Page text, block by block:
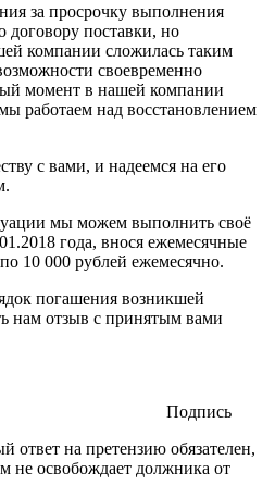
за просрочку выполнения
договору поставки, но
компании сложилась таким
своевременно
момент в нашей компании
работаем над восстановлением
с вами, и надеемся на его
мы можем выполнить своё
года, внося ежемесячные
10 000 рублей ежемесячно.
погашения возникшей
нам отзыв с принятым вами
ответ на претензию обязателен,
не освобождает должника от